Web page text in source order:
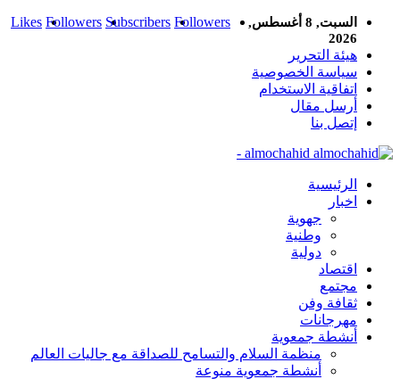
Likes Followers Subscribers Followers
السبت, 8 أغسطس,
2026
هيئة التحرير
سياسة الخصوصية
اتفاقية الاستخدام
أرسل مقال
إتصل بنا
almochahid -
الرئيسية
اخبار
جهوية
وطنية
دولية
اقتصاد
مجتمع
ثقافة وفن
مهرجانات
أنشطة جمعوية
منظمة السلام والتسامح للصداقة مع جاليات العالم
أنشطة جمعوية منوعة